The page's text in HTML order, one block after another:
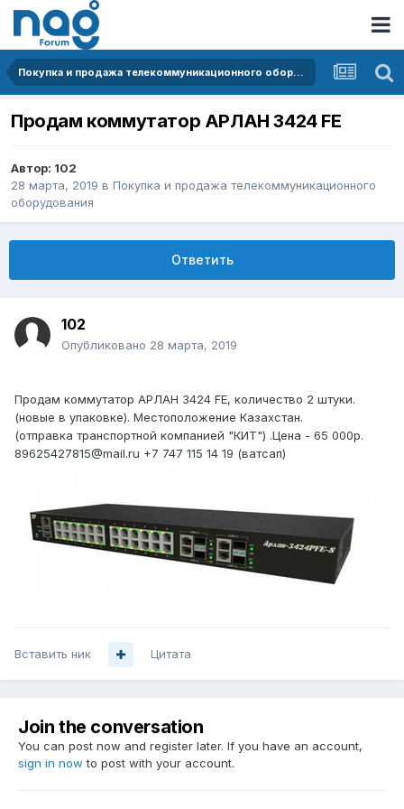
Покупка и продажа телекоммуникационного оборудования
Продам коммутатор АРЛАН 3424 FE
Автор: 102
28 марта, 2019 в Покупка и продажа телекоммуникационного
оборудования
Ответить
102
Опубликовано 28 марта, 2019
Продам коммутатор АРЛАН 3424 FE, количество 2 штуки.
(новые в упаковке). Местоположение Казахстан.
(отправка транспортной компанией "КИТ") .Цена - 65 000р.
89625427815@mail.ru +7 747 115 14 19 (ватсап)
Вставить ник Цитата
Join the conversation
You can post now and register later. If you have an account,
sign in now to post with your account.